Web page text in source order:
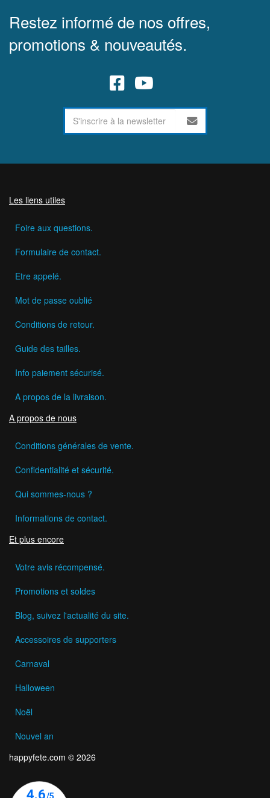
Restez informé de nos offres,
promotions & nouveautés.
Les liens utiles
Foire aux questions.
Formulaire de contact.
Etre appelé.
Mot de passe oublié
Conditions de retour.
Guide des tailles.
Info paiement sécurisé.
A propos de la livraison.
A propos de nous
Conditions générales de vente.
Confidentialité et sécurité.
Qui sommes-nous ?
Informations de contact.
Et plus encore
Votre avis récompensé.
Promotions et soldes
Blog, suivez l'actualité du site.
Accessoires de supporters
Carnaval
Halloween
Noël
Nouvel an
happyfete.com © 2026